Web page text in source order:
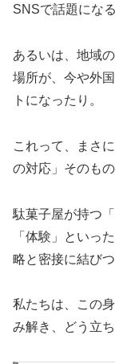
SNSで話題にな
あるいは、地域
場所が、今や外
トになったり。
これって、まさ
の対応」そのも
駄菓子屋が持つ
「体験」といっ
略と密接に結びつ
私たちは、この
み解き、どう立